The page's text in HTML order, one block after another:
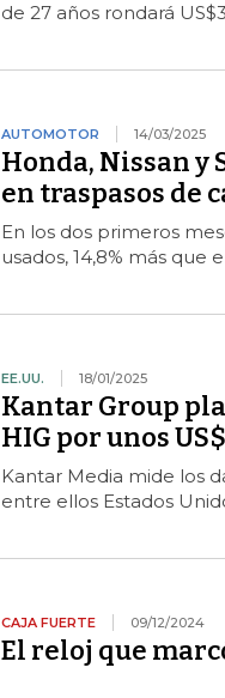
de 27 años rondará
AUTOMOTOR 14/03/2025
Honda, Nissan y
en traspasos de
En los dos primeros
usados, 14,8% más
EE.UU. 18/01/2025
Kantar Group
HIG por unos
Kantar Media mide los
entre ellos Estados
CAJA FUERTE 09/12/2024
El reloj que